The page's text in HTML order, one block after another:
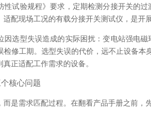
性试验规程》要求，定期检测分接开关的
配现场工况的有载分接开关测试仪，是开
因选型失误造成的实际困扰：变电站强电
检修工期。选型失误的代价，远不止设备
正适配工作需求的设备。
核心问题
是需求匹配过程。在翻看产品手册之前，